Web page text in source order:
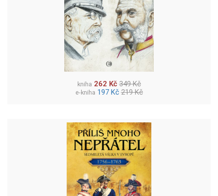
kniha 262 Kč 349 Kč
e-kniha 197 Kč 219 Kč